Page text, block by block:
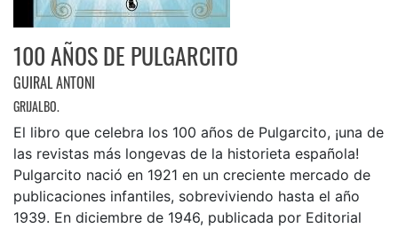
100 AÑOS DE PULGARCITO
GUIRAL ANTONI
GRIJALBO.
El libro que celebra los 100 años de Pulgarcito, ¡una de
las revistas más longevas de la historieta española!
Pulgarcito nació en 1921 en un creciente mercado de
publicaciones infantiles, sobreviviendo hasta el año
1939. En diciembre de 1946, publicada por Editorial